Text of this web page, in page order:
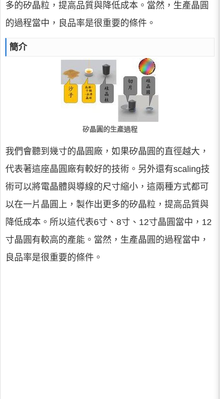
多的矽晶粒，提高品質與降低成本。當然，生產晶圓
的過程當中，良品率是很重要的條件。
簡介
矽晶圓的生產過程
我們會聽到幾寸的晶圓廠，如果矽晶圓的直徑越大，
代表著這座晶圓廠有較好的技術。另外還有scaling技
術可以將電晶體與導線的尺寸縮小，這兩種方式都可
以在一片晶圓上，製作出更多的矽晶粒，提高品質與
降低成本。所以這代表6寸、8寸、12寸晶圓當中，12
寸晶圓有較高的產能。當然，生產晶圓的過程當中，
良品率是很重要的條件。